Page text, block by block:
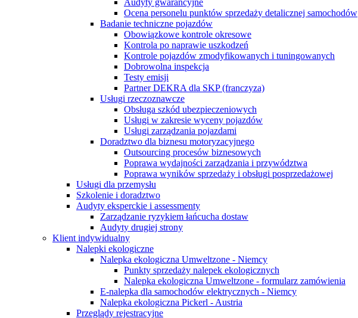
Audyty gwarancyjne
Ocena personelu punktów sprzedaży detalicznej samochodów
Badanie techniczne pojazdów
Obowiązkowe kontrole okresowe
Kontrola po naprawie uszkodzeń
Kontrole pojazdów zmodyfikowanych i tuningowanych
Dobrowolna inspekcja
Testy emisji
Partner DEKRA dla SKP (franczyza)
Usługi rzeczoznawcze
Obsługa szkód ubezpieczeniowych
Usługi w zakresie wyceny pojazdów
Usługi zarządzania pojazdami
Doradztwo dla biznesu motoryzacyjnego
Outsourcing procesów biznesowych
Poprawa wydajności zarządzania i przywództwa
Poprawa wyników sprzedaży i obsługi posprzedażowej
Usługi dla przemysłu
Szkolenie i doradztwo
Audyty eksperckie i assessmenty
Zarządzanie ryzykiem łańcucha dostaw
Audyty drugiej strony
Klient indywidualny
Nalepki ekologiczne
Nalepka ekologiczna Umweltzone - Niemcy
Punkty sprzedaży nalepek ekologicznych
Nalepka ekologiczna Umweltzone - formularz zamówienia
E-nalepka dla samochodów elektrycznych - Niemcy
Nalepka ekologiczna Pickerl - Austria
Przeglądy rejestracyjne